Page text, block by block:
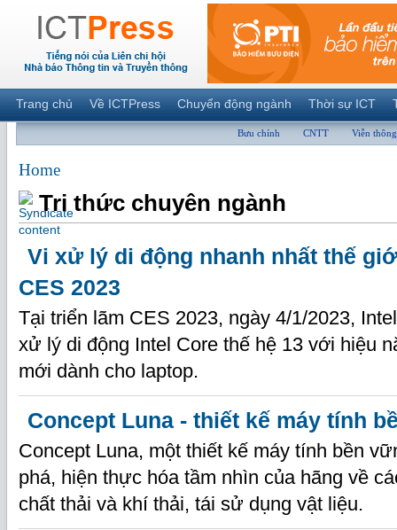
Trang chủ Về ICTPress Chuyển động ngành Thời sự ICT
Bưu chính CNTT Viễn thông
Home
Tri thức chuyên ngành
Vi xử lý di động nhanh nhất thế
CES 2023
Tại triển lãm CES 2023, ngày 4/1/2023,
xử lý di động Intel Core thế hệ 13 với hiệu
mới dành cho laptop.
Concept Luna - thiết kế máy tính
Concept Luna, một thiết kế máy tính bền
phá, hiện thực hóa tầm nhìn của hãng về
chất thải và khí thải, tái sử dụng vật liệu.